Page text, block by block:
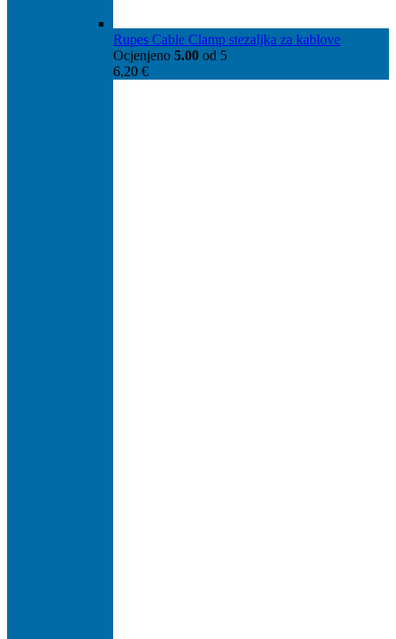
Rupes Cable Clamp stezaljka za kablove
Ocjenjeno 5.00 od 5
6,20 €